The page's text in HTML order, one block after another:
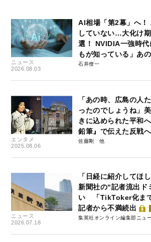
ニュース
2026.08.03
AI相場「第2幕」へ！
していない…大化け
選！ NVIDIA一強時
もが知っている」あ
石井僚一
エンタメ
2025.08.06
「あの時、広島の人
ったのでしょうね」
きに込められた平和
鉛筆』で伝えた反戦
佐藤剛
ニュース
2026.07.18
「日経に紹介してほ
新聞社の“記者流出ド
い 「TikToker化ま
記者から不満続出
集英社オンライン編集部ニュ